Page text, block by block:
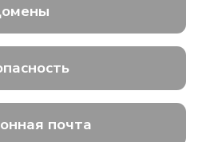
почта